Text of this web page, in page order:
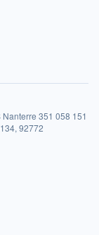
351 058 151
92772